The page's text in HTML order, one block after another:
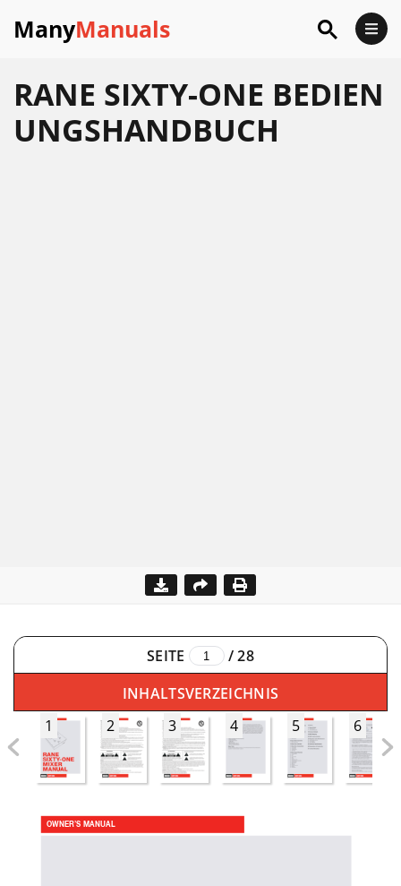
ManyManuals
RANE SIXTY-ONE BEDIEN
UNGSHANDBUCH
SEITE /28
INHALTSVERZEICHNIS
1
2 3 4 5 6
OWNER’S MANUAL